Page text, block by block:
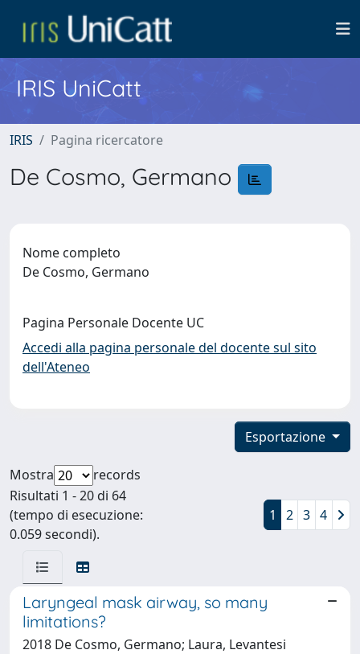
IRIS UniCatt
IRIS Pagina ricercatore
De Cosmo, Germano
Nome completo
De Cosmo, Germano
Pagina Personale Docente UC
Accedi alla pagina personale del docente sul sito
dell'Ateneo
Esportazione
Mostra
records
Risultati 1 - 20 di 64
(tempo di esecuzione:
0.059 secondi).
1 2 3 4
Laryngeal mask airway, so many
limitations?
2018 De Cosmo, Germano; Laura, Levantesi